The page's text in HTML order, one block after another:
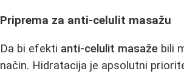
Priprema za anti-celulit masažu
Da bi efekti anti-celulit masaže bili
način. Hidratacija je apsolutni